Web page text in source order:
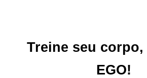
Treine seu corpo,
EGO!